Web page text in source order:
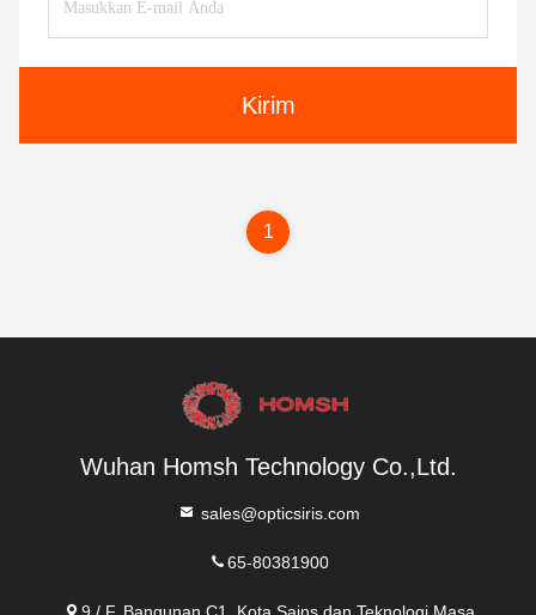
Kirim
1
Wuhan Homsh Technology Co.,Ltd.
sales@opticsiris.com
65-80381900